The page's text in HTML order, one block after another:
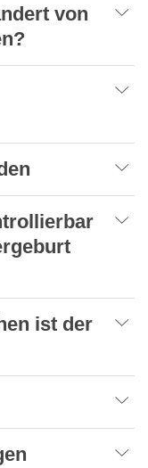
von
ist der